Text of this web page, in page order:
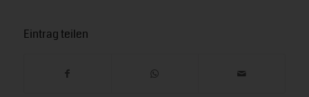
Eintrag teilen